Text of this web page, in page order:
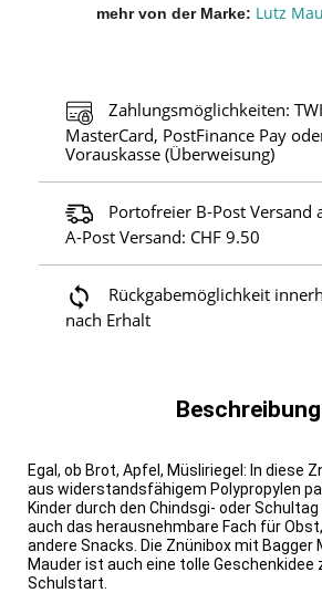
mehr von der Marke Lutz
Zahlungsmöglichkeiten:
MasterCard, PostFinance Pay
Vorauskasse (Überweisung)
Portofreier B-Post Versand
A-Post Versand: CHF 9.50
Rückgabemöglichkeit
nach Erhalt
Beschreibung
Egal, ob Brot, Apfel, Müsliriegel: In diese
aus widerstandsfähigem Polypropylen
Kinder durch den Chindsgi- oder
auch das herausnehmbare Fach für
andere Snacks. Die Znünibox mit Bagger
Mauder ist auch eine tolle Geschenkidee
Schulstart.